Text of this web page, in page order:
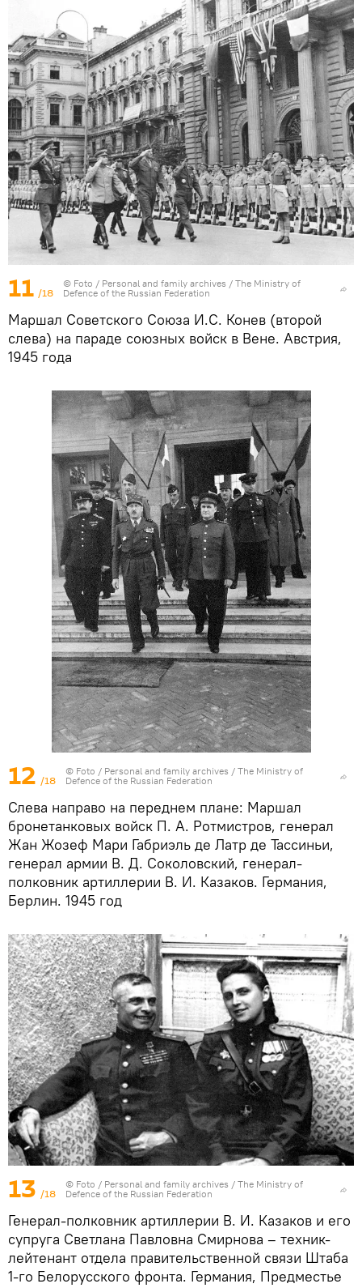
11 /18
© Foto / Personal and family archives / The Ministry of
Defence of the Russian Federation
Маршал Советского Союза И.С. Конев (второй
слева) на параде союзных войск в Вене. Австрия,
1945 года
12 /18
© Foto / Personal and family archives / The Ministry of
Defence of the Russian Federation
Слева направо на переднем плане: Маршал
бронетанковых войск П. А. Ротмистров, генерал
Жан Жозеф Мари Габриэль де Латр де Тассиньи,
генерал армии В. Д. Соколовский, генерал-
полковник артиллерии В. И. Казаков. Германия,
Берлин. 1945 год
13 /18
© Foto / Personal and family archives / The Ministry of
Defence of the Russian Federation
Генерал-полковник артиллерии В. И. Казаков и его
супруга Светлана Павловна Смирнова – техник-
лейтенант отдела правительственной связи Штаба
1-го Белорусского фронта. Германия, Предместье